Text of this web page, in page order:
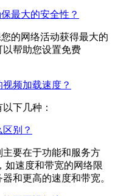
最大的安全性？
的网络活动获得最大的
帮助您设置免费
频加载速度？
下几种：
别？
要在于功能和服务方
如速度和带宽的网络限
和更高的速度和带宽。